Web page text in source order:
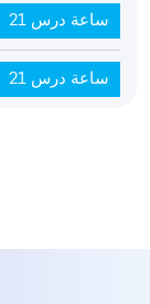
21 ساعة درس
21 ساعة درس